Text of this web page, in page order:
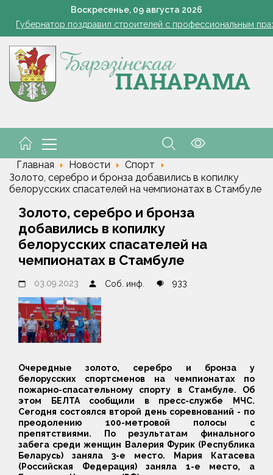
Воскресенье, 09 августа 2026
а розацеа обострилась? Врач объяснила, почему
Губернатор поздравил строителей с профессиональным
Огород без простоев: превращаем чесночную грядку в
жара ушла, но лето не спешит прощаться. Рябов рассказал о
а розацеа обострилась? Врач объяснила, почему
Главная Новости
Спорт
Золото, серебро и бронза добавились в копилку
белорусских спасателей на чемпионатах в Стамбуле
Золото, серебро и бронза
добавились в копилку
белорусских спасателей на
чемпионатах в Стамбуле
03.09.2023 Соб. инф. 933
Очередные золото, серебро и бронза у
белорусских спортсменов на чемпионатах по
пожарно-спасательному спорту в Стамбуле. Об
этом БЕЛТА сообщили в пресс-службе МЧС.
Сегодня состоялся второй день соревнований - по
преодолению 100-метровой полосы с
препятствиями. По результатам финального
забега среди женщин Валерия Фурик (Республика
Беларусь) заняла 3-е место. Мария Катасева
(Российская Федерация) заняла 1-е место, а